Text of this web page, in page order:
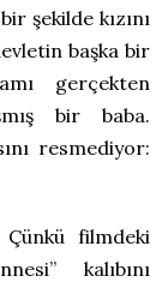
şekilde kızını
başka bir
gerçekten
bir baba.
resmediyor:
filmdeki
kalıbını